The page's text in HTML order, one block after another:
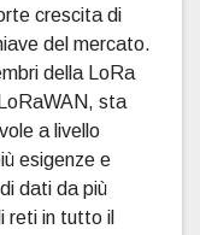
crescita di
del mercato.
della LoRa
sta
a livello
esigenze e
dati da più
reti in tutto il